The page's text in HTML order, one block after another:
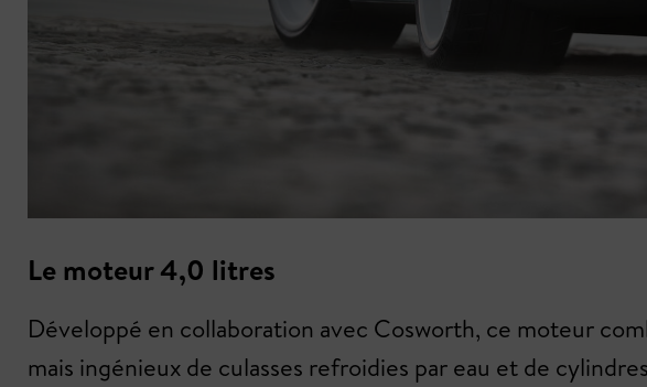
Le moteur 4,0 litres
Développé en collaboration avec Cosworth, ce moteur
mais ingénieux de culasses refroidies par eau et de